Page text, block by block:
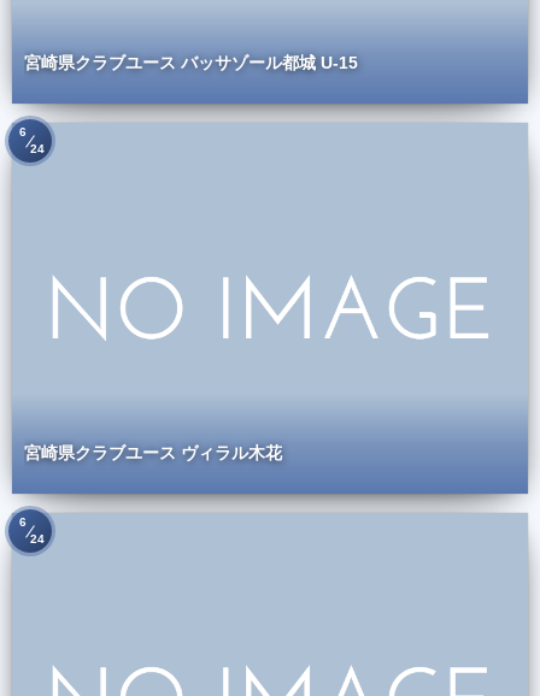
宮崎県クラブユース バッサゾール都城 U-15
宮崎県クラブユース ヴィラル木花
6
24
6
24